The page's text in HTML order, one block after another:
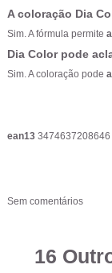
A coloração Dia
Sim. A fórmula permite
Dia Color pode
Sim. A coloração pode
ean13 3474637208646
Sem comentários
16